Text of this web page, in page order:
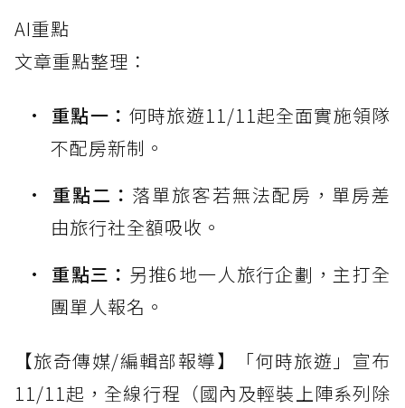
AI重點
文章重點整理：
重點一： 何時旅遊11/11起全面實施領隊
不配房新制。
重點二： 落單旅客若無法配房，單房差
由旅行社全額吸收。
重點三： 另推6地一人旅行企劃，主打全
團單人報名。
【旅奇傳媒/編輯部報導】「何時旅遊」宣布
11/11起，全線行程（國內及輕裝上陣系列除